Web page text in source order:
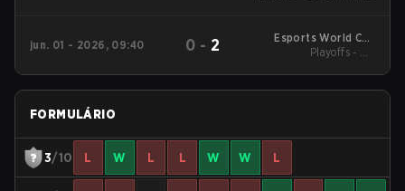
jun. 01 - 2026, 09:40 0 - 2
Esports World Cup
South America Closed
Playoffs - UB
FORMULÁRIO
3/10 L W L L W W L